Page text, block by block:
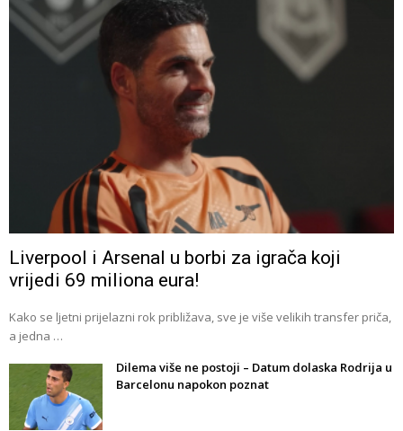
Liverpool i Arsenal u borbi za igrača koji
vrijedi 69 miliona eura!
Kako se ljetni prijelazni rok približava, sve je više velikih transfer priča,
a jedna …
Dilema više ne postoji – Datum dolaska Rodrija u
Barcelonu napokon poznat